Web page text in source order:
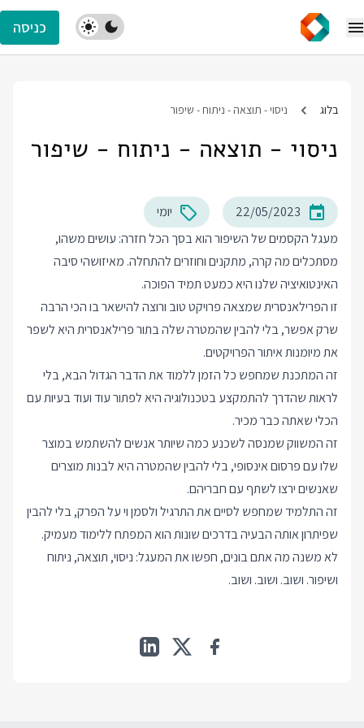
כניסה
בלוג ניסוי - תוצאה - ניתוח - שיפור
ניסוי - תוצאה - ניתוח - שיפור
22/05/2023
יומי
מעגל הקסמים של השיפור הוא בסך הכל חזרה: עושים משהו,
מסתכלים מה קרה, מתקנים וחוזרים להתחלה. מאיזושהי סיבה
האינטואיציה שלנו היא כמעט תמיד הפוכה.
זו הפרילאנסרית שמצאה פרויקט טוב ורוצה להישאר בו הכי הרבה
שרק אפשר, בלי להבין שהמטרה שלה בתור פרילאנסרית היא לשפר
את מיומנות איתור הפרויקטים.
זה המתכנת שמחפש כל הזמן ללמוד את הדבר הגדול הבא, בלי
לראות שהדרך להתמקצע בטכנולוגיה היא לפתור עוד ועוד בעיות עם
הכלי שאתה כבר מכיר.
זה המשווק שמנסה לשכנע כמה שיותר אנשים להשתמש במוצר
שלו עם פרסום אינסופי, בלי להבין שהמטרה היא לבנות מוצרים
שאנשים ירצו לשתף עם חבריהם.
זה התלמיד שמחפש לסיים את התרגיל ולסמן וי על הפרק, בלי להבין
שפיתרון אותה הבעיה בדרכים שונות הוא המפתח ללימוד מעמיק.
לא משנה מה אתם בונים, חפשו את המעגל: ניסוי, תוצאה, ניתוח
ושיפור. ושוב. ושוב. ושוב.